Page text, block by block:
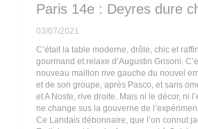
Paris 14e : Deyres dure
03/07/2021
C’était la table moderne, drôle, chic et
gourmand et relaxe d’Augustin Grisoni.
nouveau maillon rive gauche du nouvel
et de son groupe, après Pasco, et sans
et A Noste, rive droite. Mais ni le décor, ni
ne change sus la gouverne de
Ce Landais débonnaire, que l’on connut